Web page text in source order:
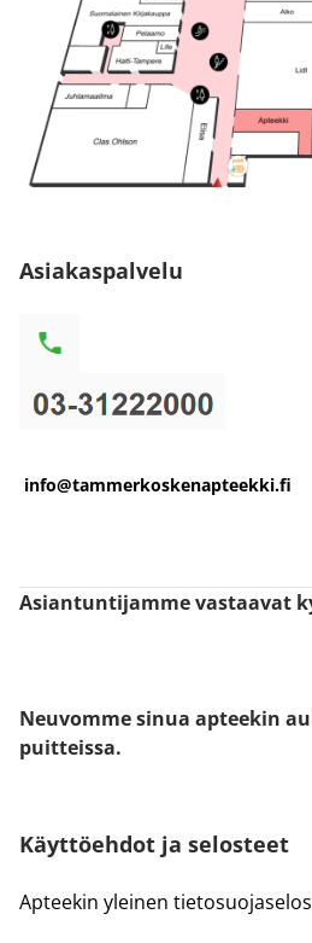
Asiakaspalvelu
info@tammerkoskenapteekki.fi
Asiantuntijamme vastaavat
Neuvomme sinua apteekin
puitteissa.
Käyttöehdot ja selosteet
Apteekin yleinen